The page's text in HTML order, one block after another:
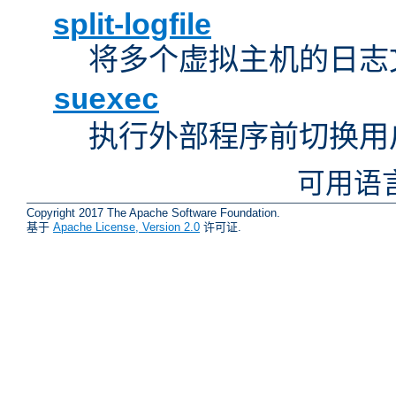
split-logfile
将多个虚拟主机的日
suexec
执行外部程序前切换
可用语
Copyright 2017 The Apache Software Foundation.
基于 Apache License, Version 2.0 许可证.